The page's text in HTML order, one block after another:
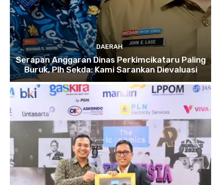
DAERAH
Serapan Anggaran Dinas Perkimcikataru Paling
Buruk, Plh Sekda: Kami Sarankan Dievaluasi